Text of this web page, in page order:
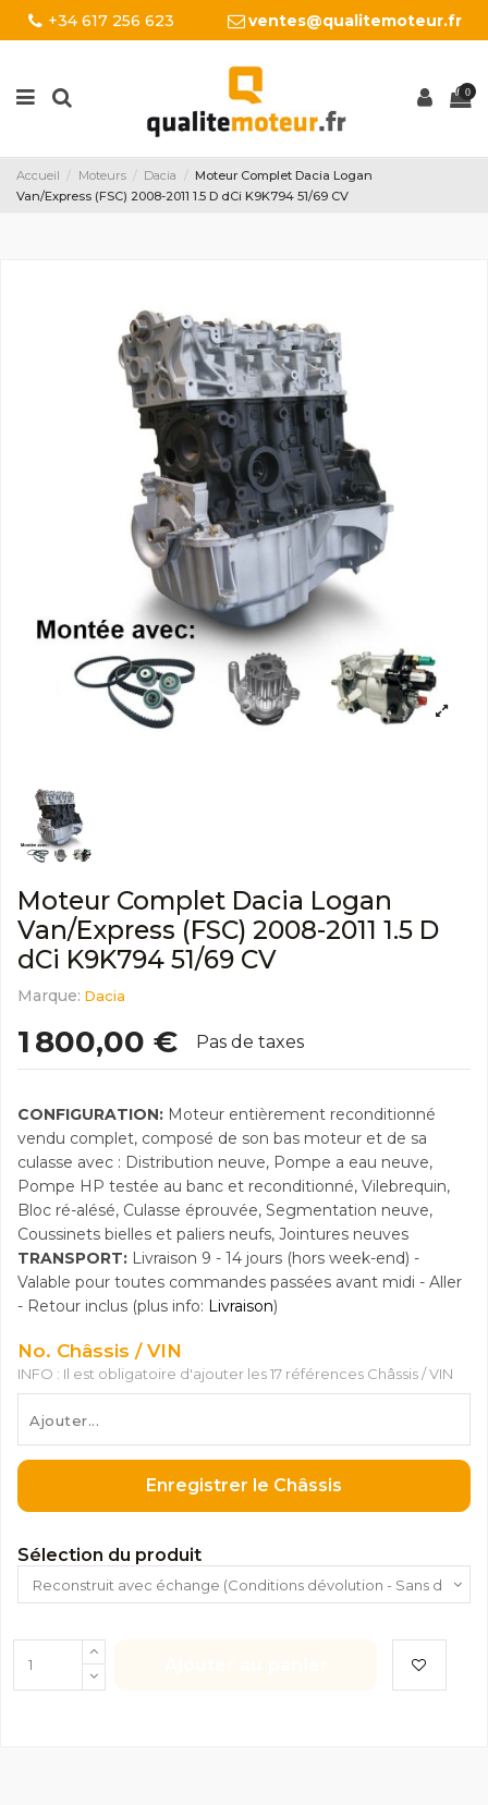
+34 617 256 623 ventes@qualitemoteur.fr
0
Accueil Moteurs Dacia
Moteur Complet Dacia Logan
Van/Express (FSC) 2008-2011 1.5 D dCi K9K794 51/69 CV
Moteur Complet Dacia Logan
Van/Express (FSC) 2008-2011 1.5 D
dCi K9K794 51/69 CV
Marque: Dacia
1 800,00 € Pas de taxes
CONFIGURATION: Moteur entièrement reconditionné
vendu complet, composé de son bas moteur et de sa
culasse avec : Distribution neuve, Pompe a eau neuve,
Pompe HP testée au banc et reconditionné, Vilebrequin,
Bloc ré-alésé, Culasse éprouvée, Segmentation neuve,
Coussinets bielles et paliers neufs, Jointures neuves
TRANSPORT: Livraison 9 - 14 jours (hors week-end) -
Valable pour toutes commandes passées avant midi - Aller
- Retour inclus (plus info: Livraison)
No. Châssis / VIN
INFO : Il est obligatoire d'ajouter les 17 références Châssis / VIN
Enregistrer le Châssis
Sélection du produit